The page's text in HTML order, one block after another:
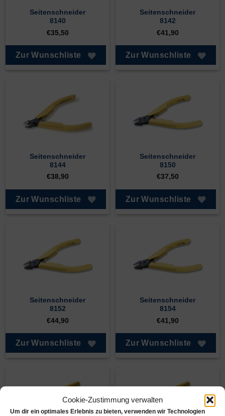
Cookie-Zustimmung verwalten
Um dir ein optimales Erlebnis zu bieten, verwenden wir Technologien
Seitenschneider
8140
€35,50
Zur Wunschliste
Seitenschneider
8142
€41,90
Zur Wunschliste
Seitenschneider
8144
€38,90
Zur Wunschliste
Seitenschneider
8150
€37,50
Zur Wunschliste
Seitenschneider
8152
€44,90
Zur Wunschliste
Seitenschneider
8154
€41,90
Zur Wunschliste